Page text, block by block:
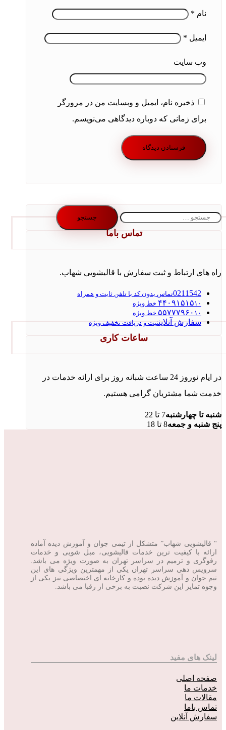
نام *
ایمیل *
وب‌ سایت
ذخیره نام، ایمیل و وبسایت من در مرورگر
برای زمانی که دوباره دیدگاهی می‌نویسم.
برای:
تماس باما
راه های ارتباط و ثبت سفارش با قالیشویی شهاب.
0211542تماس بدون کد با تلفن ثابت و همراه
۴۴۰۹۱۵۱۵ ۱۰ خط ویژه
۵۵۷۷۷۹۶۰ ۱۰ خط ویژه
سفارش آنلاینثبت و دریافت تخفیف ویژه
ساعات کاری
در ایام نوروز 24 ساعت شبانه روز برای ارائه خدمات در
خدمت شما مشتریان گرامی هستیم.
شنبه تا چهارشنبه7 تا 22
پنج شنبه و جمعه8 تا 18
“ قالیشویی شهاب” متشکل از تیمی جوان و آموزش دیده آماده
ارائه با کیفیت ترین خدمات قالیشویی، مبل شویی و خدمات
رفوگری و ترمیم در سراسر تهران به صورت ویژه می باشد.
سرویس دهی سراسر تهران یکی از مهمترین ویژگی های این
تیم جوان و آموزش دیده بوده و کارخانه ای اختصاصی نیز یکی از
وجوه تمایز این شرکت نصبت به برخی از رقبا می باشد.
لینک های مفید
صفحه اصلی
خدمات ما
مقالات ما
تماس باما
سفارش آنلاین